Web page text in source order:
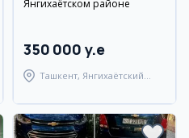
Янгихаётском районе
350 000 y.e
Ташкент, Янгихаётский